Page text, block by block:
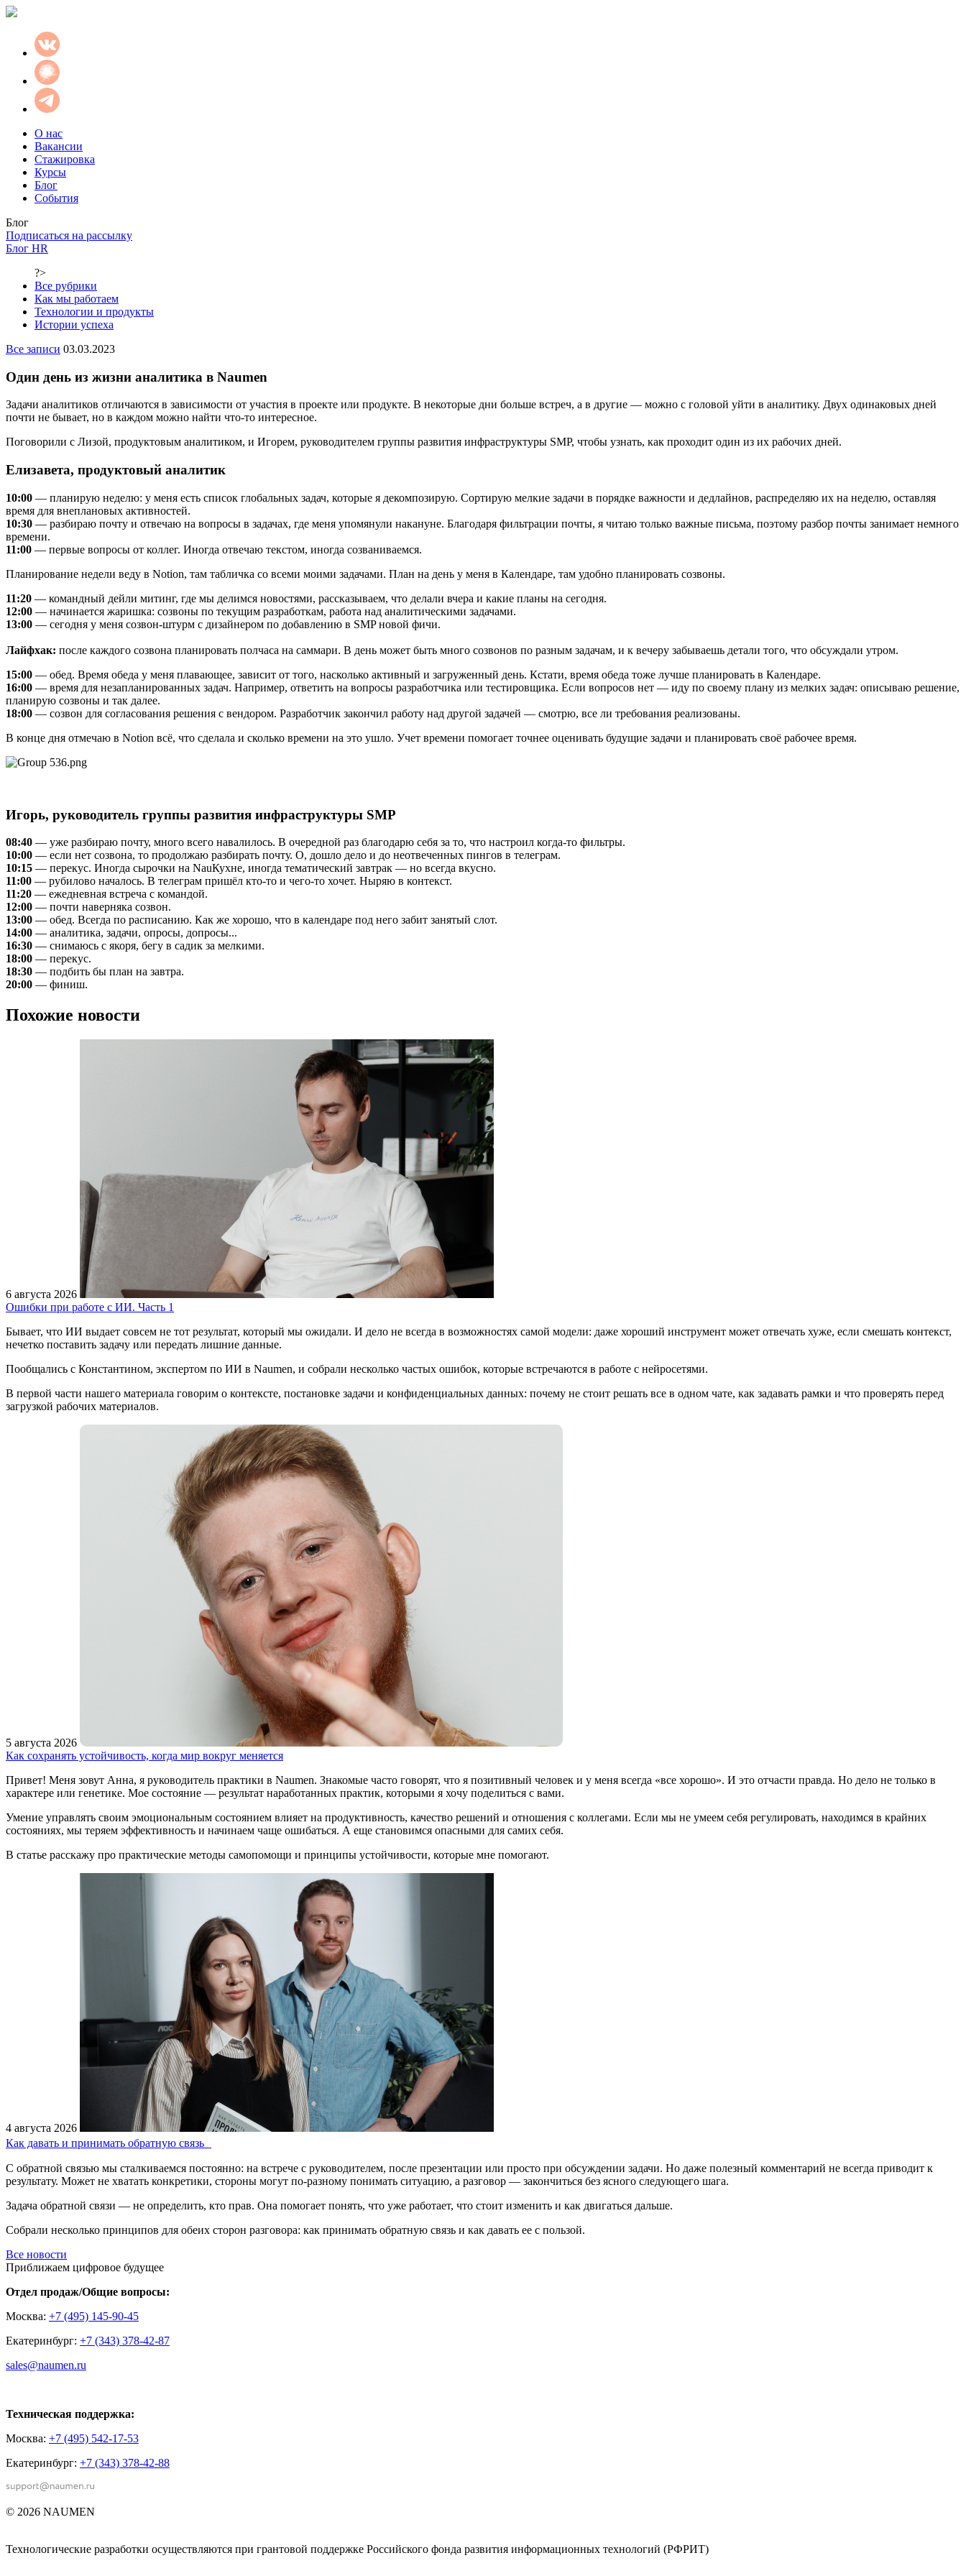
О нас
Вакансии
Стажировка
Курсы
Блог
События
Блог
Подписаться на рассылку
Блог HR
?>
Все рубрики
Как мы работаем
Технологии и продукты
Истории успеха
Все записи 03.03.2023
Один день из жизни аналитика в Naumen
Задачи аналитиков отличаются в зависимости от участия в проекте или продукте. В некоторые дни больше встреч, а в другие — можно с головой уйти в аналитику. Двух одинаковых дней
почти не бывает, но в каждом можно найти что-то интересное.
Поговорили с Лизой, продуктовым аналитиком, и Игорем, руководителем группы развития инфраструктуры SMP, чтобы узнать, как проходит один из их рабочих дней.
Елизавета, продуктовый аналитик
10:00 — планирую неделю: у меня есть список глобальных задач, которые я декомпозирую. Сортирую мелкие задачи в порядке важности и дедлайнов, распределяю их на неделю, оставляя
время для внеплановых активностей.
10:30 — разбираю почту и отвечаю на вопросы в задачах, где меня упомянули накануне. Благодаря фильтрации почты, я читаю только важные письма, поэтому разбор почты занимает немного
времени.
11:00 — первые вопросы от коллег. Иногда отвечаю текстом, иногда созваниваемся.
Планирование недели веду в Notion, там табличка со всеми моими задачами. План на день у меня в Календаре, там удобно планировать созвоны.
11:20 — командный дейли митинг, где мы делимся новостями, рассказываем, что делали вчера и какие планы на сегодня.
12:00 — начинается жаришка: созвоны по текущим разработкам, работа над аналитическими задачами.
13:00 — сегодня у меня созвон-штурм с дизайнером по добавлению в SMP новой фичи.
Лайфхак: после каждого созвона планировать полчаса на саммари. В день может быть много созвонов по разным задачам, и к вечеру забываешь детали того, что обсуждали утром.
15:00 — обед. Время обеда у меня плавающее, зависит от того, насколько активный и загруженный день. Кстати, время обеда тоже лучше планировать в Календаре.
16:00 — время для незапланированных задач. Например, ответить на вопросы разработчика или тестировщика. Если вопросов нет — иду по своему плану из мелких задач: описываю решение,
планирую созвоны и так далее.
18:00 — созвон для согласования решения с вендором. Разработчик закончил работу над другой задачей — смотрю, все ли требования реализованы.
В конце дня отмечаю в Notion всё, что сделала и сколько времени на это ушло. Учет времени помогает точнее оценивать будущие задачи и планировать своё рабочее время.
Игорь, руководитель группы развития инфраструктуры SMP
08:40 — уже разбираю почту, много всего навалилось. В очередной раз благодарю себя за то, что настроил когда-то фильтры.
10:00 — если нет созвона, то продолжаю разбирать почту. О, дошло дело и до неотвеченных пингов в телеграм.
10:15 — перекус. Иногда сырочки на NauКухне, иногда тематический завтрак — но всегда вкусно.
11:00 — рубилово началось. В телеграм пришёл кто-то и чего-то хочет. Ныряю в контекст.
11:20 — ежедневная встреча с командой.
12:00 — почти наверняка созвон.
13:00 — обед. Всегда по расписанию. Как же хорошо, что в календаре под него забит занятый слот.
14:00 — аналитика, задачи, опросы, допросы...
16:30 — снимаюсь с якоря, бегу в садик за мелкими.
18:00 — перекус.
18:30 — подбить бы план на завтра.
20:00 — финиш.
Похожие новости
6 августа 2026
Ошибки при работе с ИИ. Часть 1
Бывает, что ИИ выдает совсем не тот результат, который мы ожидали. И дело не всегда в возможностях самой модели: даже хороший инструмент может отвечать хуже, если смешать контекст,
нечетко поставить задачу или передать лишние данные.
Пообщались с Константином, экспертом по ИИ в Naumen, и собрали несколько частых ошибок, которые встречаются в работе с нейросетями.
В первой части нашего материала говорим о контексте, постановке задачи и конфиденциальных данных: почему не стоит решать все в одном чате, как задавать рамки и что проверять перед
загрузкой рабочих материалов.
5 августа 2026
Как сохранять устойчивость, когда мир вокруг меняется
Привет! Меня зовут Анна, я руководитель практики в Naumen. Знакомые часто говорят, что я позитивный человек и у меня всегда «все хорошо». И это отчасти правда. Но дело не только в
характере или генетике. Мое состояние — результат наработанных практик, которыми я хочу поделиться с вами.
Умение управлять своим эмоциональным состоянием влияет на продуктивность, качество решений и отношения с коллегами. Если мы не умеем себя регулировать, находимся в крайних
состояниях, мы теряем эффективность и начинаем чаще ошибаться. А еще становимся опасными для самих себя.
В статье расскажу про практические методы самопомощи и принципы устойчивости, которые мне помогают.
4 августа 2026
Как давать и принимать обратную связь
С обратной связью мы сталкиваемся постоянно: на встрече с руководителем, после презентации или просто при обсуждении задачи. Но даже полезный комментарий не всегда приводит к
результату. Может не хватать конкретики, стороны могут по-разному понимать ситуацию, а разговор — закончиться без ясного следующего шага.
Задача обратной связи — не определить, кто прав. Она помогает понять, что уже работает, что стоит изменить и как двигаться дальше.
Собрали несколько принципов для обеих сторон разговора: как принимать обратную связь и как давать ее с пользой.
Все новости
Приближаем цифровое будущее
Отдел продаж/Общие вопросы:
Москва: +7 (495) 145-90-45
Екатеринбург: +7 (343) 378-42-87
sales@naumen.ru
Техническая поддержка:
Москва: +7 (495) 542-17-53
Екатеринбург: +7 (343) 378-42-88
© 2026 NAUMEN
Технологические разработки осуществляются при грантовой поддержке Российского фонда развития информационных технологий (РФРИТ)